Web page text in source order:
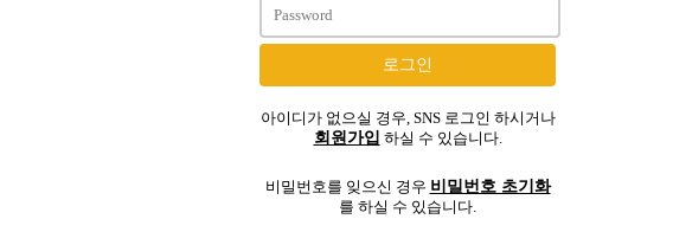
아이디가 없으실 경우, SNS 로그인 하시거나
회원가입 하실 수 있습니다.
비밀번호를 잊으신 경우 비밀번호 초기화
를 하실 수 있습니다.